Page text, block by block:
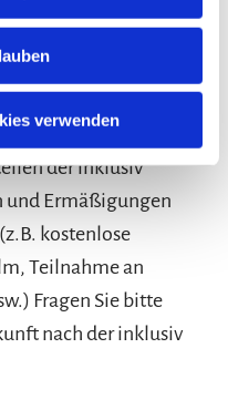
verwenden
der inklusiv
und Ermäßigungen
kostenlose
Teilnahme an
Fragen Sie bitte
nach der inklusiv